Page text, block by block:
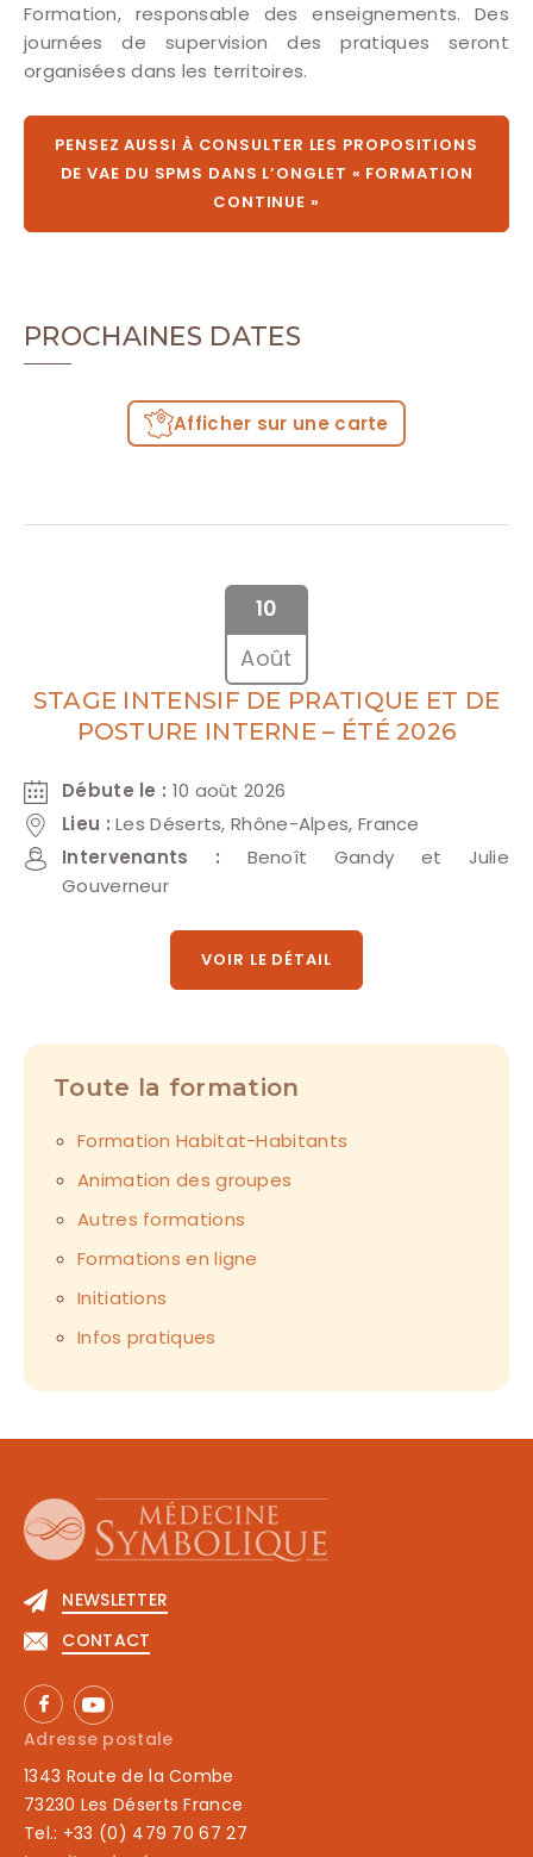
Formation, responsable des enseignements. Des
journées de supervision des pratiques seront
organisées dans les territoires.
PENSEZ AUSSI À CONSULTER LES PROPOSITIONS
DE VAE DU SPMS DANS L’ONGLET « FORMATION
CONTINUE »
PROCHAINES DATES
Afficher sur une carte
10
Août
STAGE INTENSIF DE PRATIQUE ET DE
POSTURE INTERNE – ÉTÉ 2026
Débute le : 10 août 2026
Lieu :Les Déserts, Rhône-Alpes, France
Intervenants : Benoît Gandy et Julie
Gouverneur
VOIR LE DÉTAIL
Toute la formation
Formation Habitat-Habitants
Animation des groupes
Autres formations
Formations en ligne
Initiations
Infos pratiques
NEWSLETTER
CONTACT
Adresse postale
1343 Route de la Combe
73230 Les Déserts France
Tel.: +33 (0) 479 70 67 27